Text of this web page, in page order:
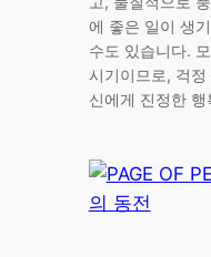
에 좋은 일이 생
수도 있습니다.
시기이므로, 걱
신에게 진정한